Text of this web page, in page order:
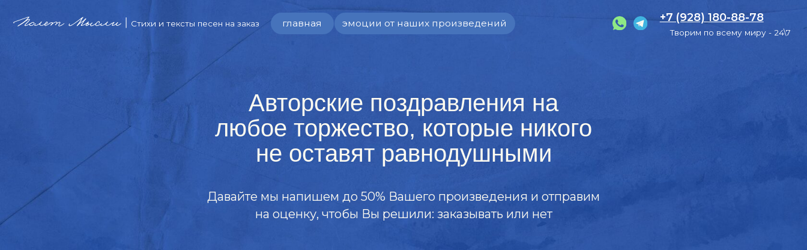
Авторские поздравления на
любое торжество, которые никого
не оставят равнодушными
на оценку, чтобы Вы решили: заказывать или нет
+7 (928) 180-88-78
Творим по всему миру - 24\7
главная эмоции от наших произведений
Стихи и тексты песен на заказ